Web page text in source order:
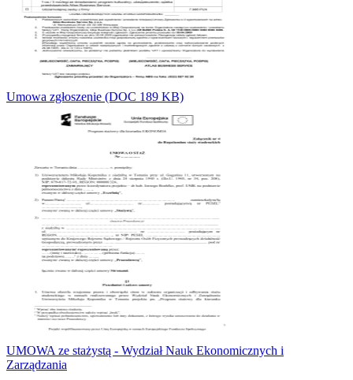
Umowa zgłoszenie (DOC 189 KB)
UMOWA ze stażystą - Wydział Nauk Ekonomicznych i
Zarządzania